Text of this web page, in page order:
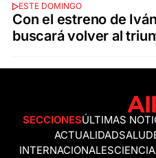
ESTE DOMINGO
Con el estreno de
buscará volver al
SECCIONESÚLTIMAS
ACTUALIDADSALUD
INTERNACIONALESCIENCIA